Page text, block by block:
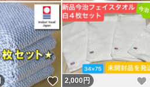
いいね！
2,000 円